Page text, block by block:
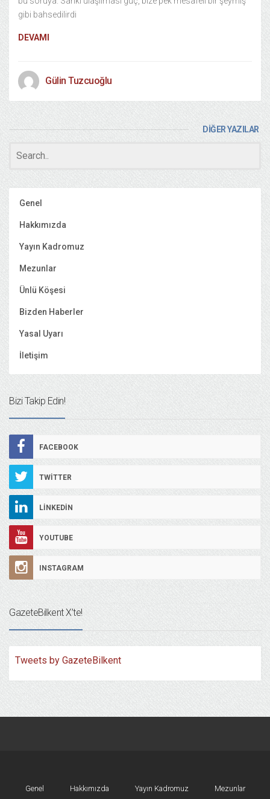
gibi bahsedilirdi
DEVAMI
Gülin Tuzcuoğlu
DİĞER YAZILAR
Genel
Hakkımızda
Yayın Kadromuz
Mezunlar
Ünlü Köşesi
Bizden Haberler
Yasal Uyarı
İletişim
Bizi Takip Edin!
FACEBOOK
TWITTER
LINKEDIN
YOUTUBE
INSTAGRAM
GazeteBilkent X’te!
Tweets by GazeteBilkent
Genel Hakkımızda Yayın Kadromuz Mezunlar